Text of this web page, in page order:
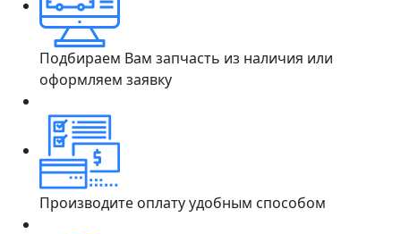
Подбираем Вам запчасть из наличия или
оформляем заявку
Производите оплату удобным способом